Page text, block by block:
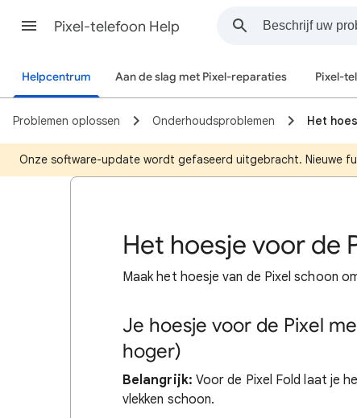
Pixel-telefoon Help
Helpcentrum Aan de slag met Pixel-reparaties Pixel-
Problemen oplossen Onderhoudsproblemen Het
Onze software-update wordt gefaseerd uitgebracht. Nieuwe
Het hoesje voor de
Maak het hoesje van de Pixel schoon
Je hoesje voor de Pixel
hoger)
Belangrijk: Voor de Pixel Fold laat je
vlekken schoon.